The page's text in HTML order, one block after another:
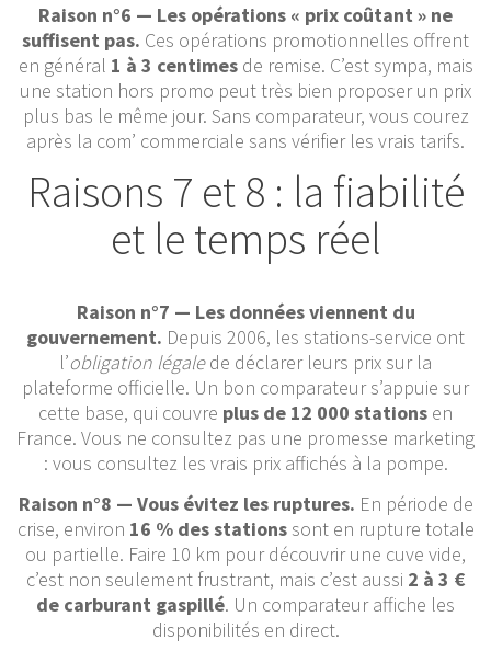
Raison n°6 — Les opérations « prix coûtant » ne
suffisent pas. Ces opérations promotionnelles offrent
en général 1 à 3 centimesde remise. C’est sympa, mais
une station hors promo peut très bien proposer un prix
plus bas le même jour. Sans comparateur, vous courez
après la com’ commerciale sans vérifier les vrais tarifs.
Raisons 7 et 8 : la fiabilité
et le temps réel
Raison n°7 — Les données viennent du
gouvernement. Depuis 2006, les stations-service ont
l’obligation légalede déclarer leurs prix sur la
plateforme officielle. Un bon comparateur s’appuie sur
cette base, qui couvre plus de 12 000 stations en
France. Vous ne consultez pas une promesse marketing
: vous consultez les vrais prix affichés à la pompe.
Raison n°8 — Vous évitez les ruptures. En période de
crise, environ 16 % des stationssont en rupture totale
ou partielle. Faire 10 km pour découvrir une cuve vide,
c’est non seulement frustrant, mais c’est aussi 2 à 3 €
de carburant gaspillé. Un comparateur affiche les
disponibilités en direct.